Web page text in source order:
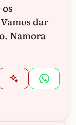
dar
Namora